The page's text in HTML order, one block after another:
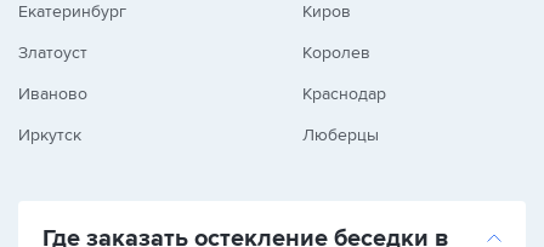
Екатеринбург
Златоуст
Иваново
Иркутск
Киров
Королев
Краснодар
Люберцы
Где заказать остекление беседки в